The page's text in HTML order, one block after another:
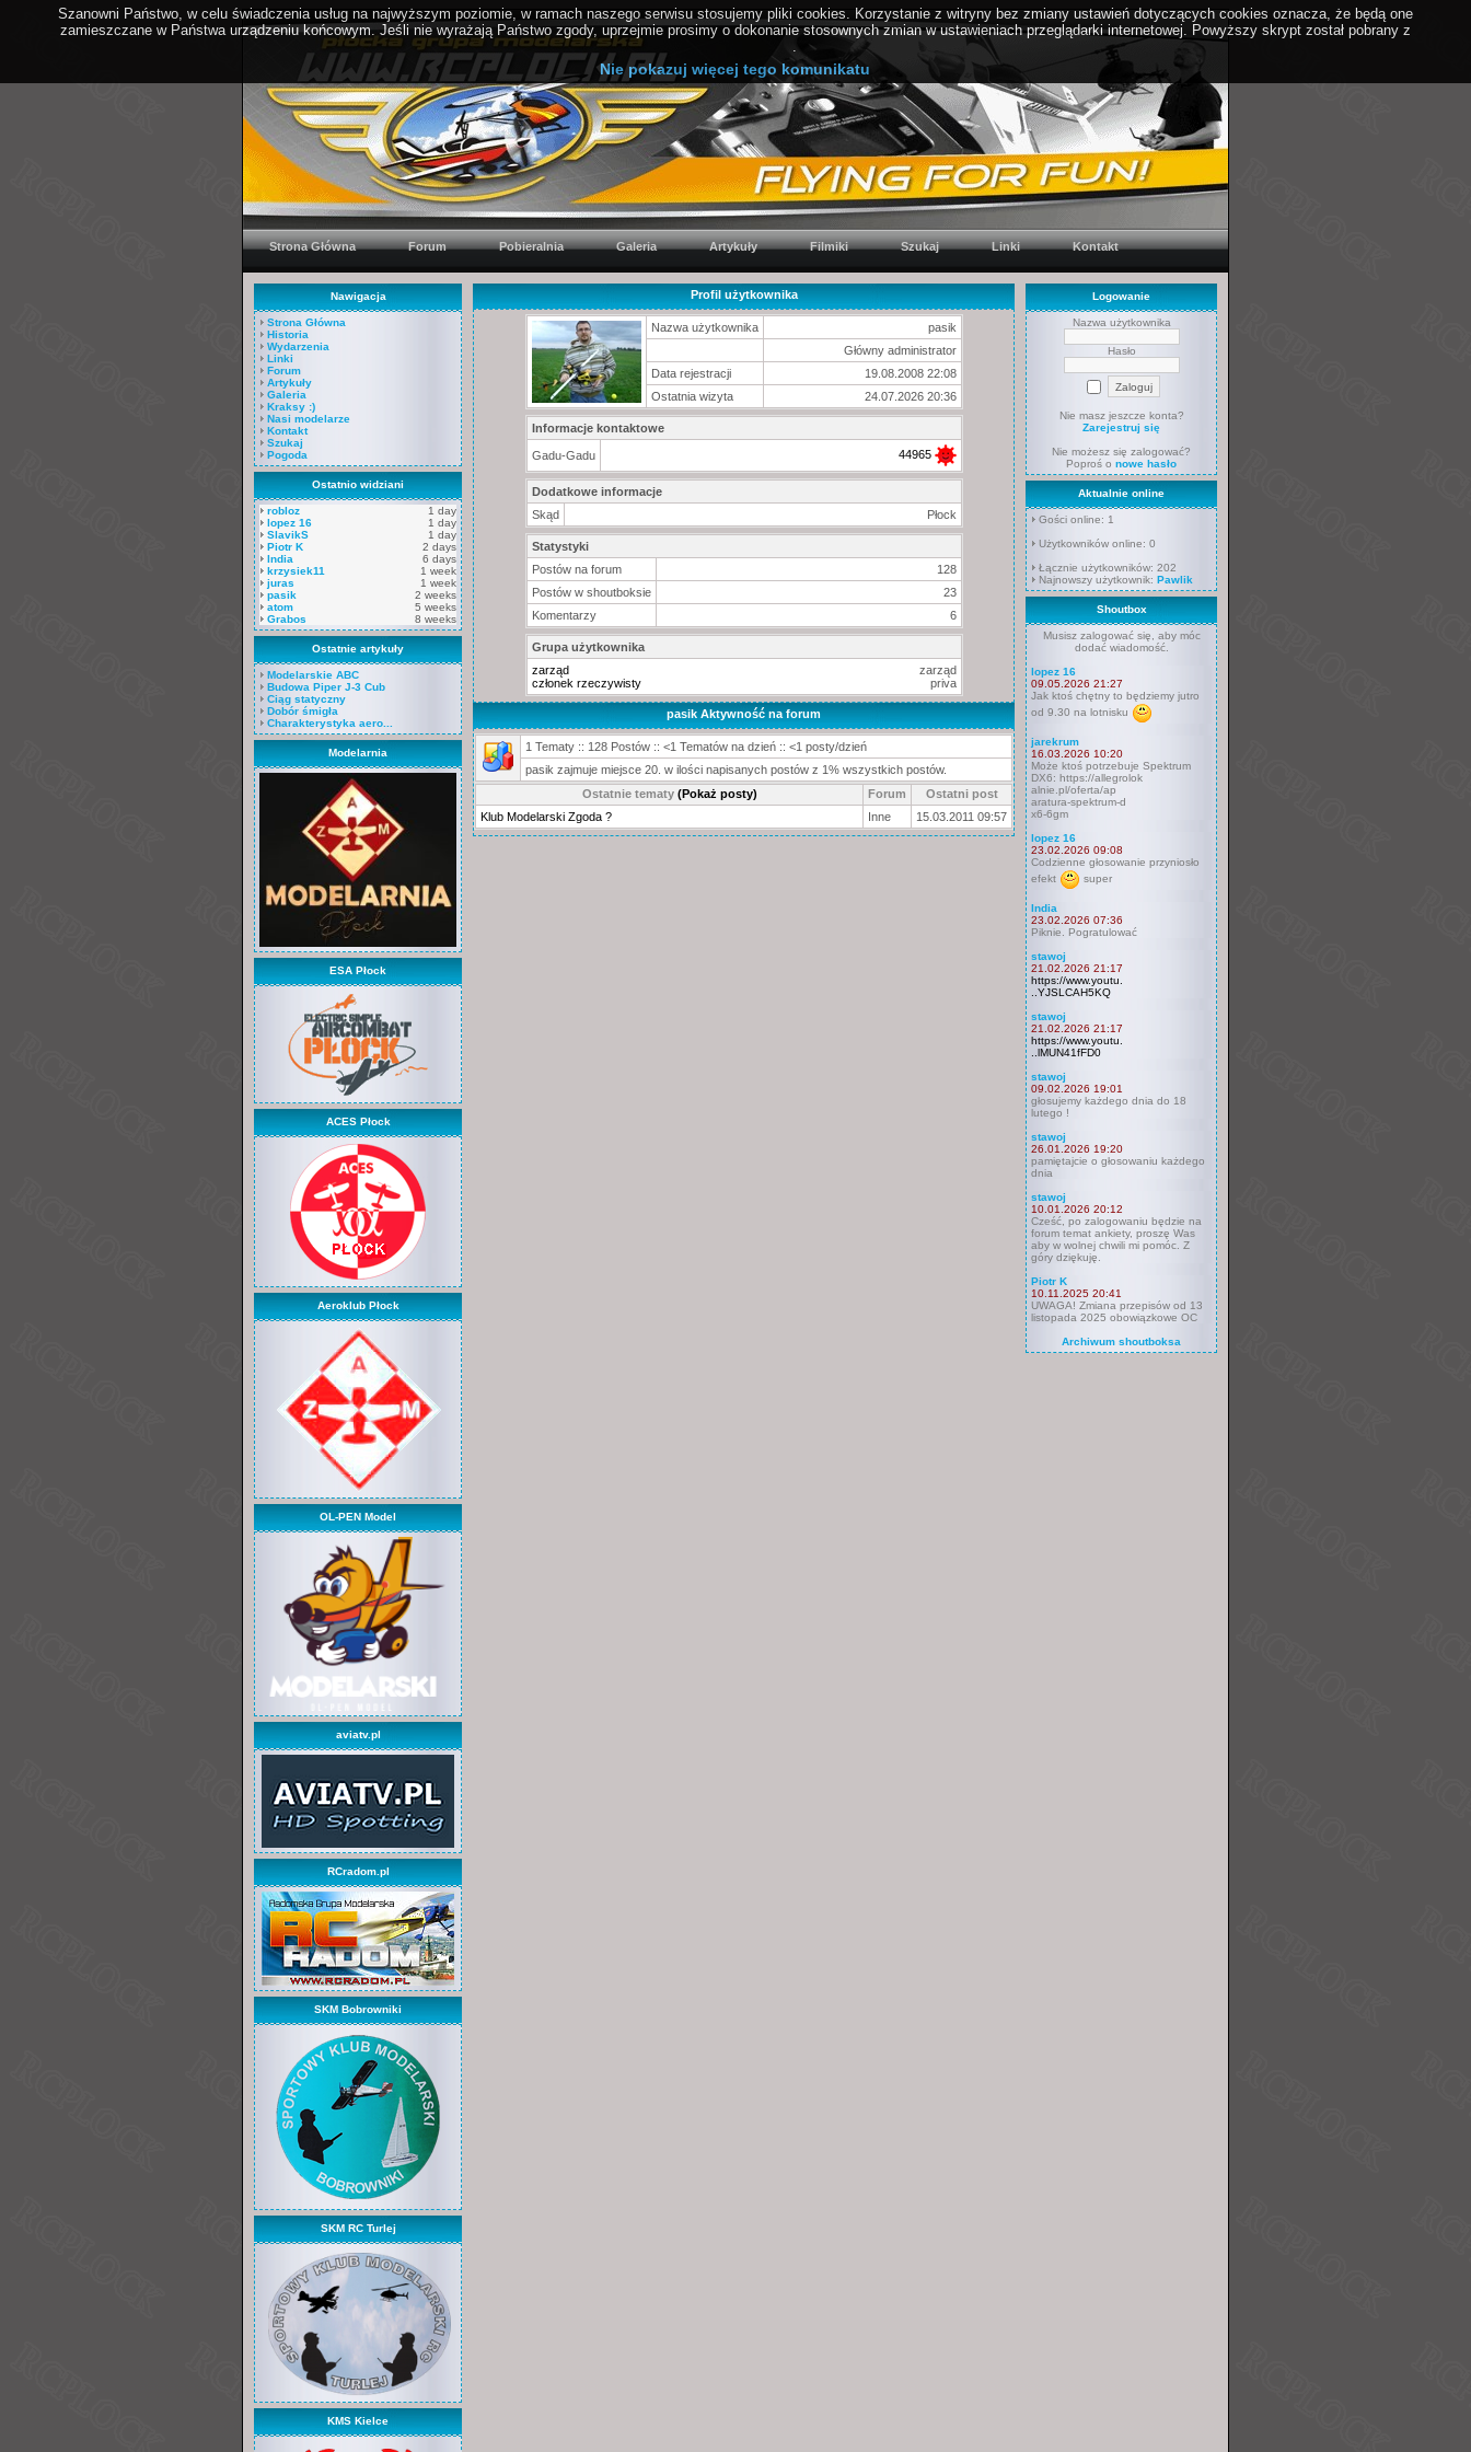
Szanowni Państwo, w celu świadczenia usług na najwyższym poziomie, w ramach naszego serwisu stosujemy pliki cookies. Korzystanie z witryny bez zmiany ustawień dotyczących cookies oznacza, że będą one
zamieszczane w Państwa urządzeniu końcowym. Jeśli nie wyrażają Państwo zgody, uprzejmie prosimy o dokonanie stosownych zmian w ustawieniach przeglądarki internetowej. Powyższy skrypt został pobrany z
.
Nie pokazuj więcej tego komunikatu
Strona Główna Forum Pobieralnia Galeria Artykuły Filmiki Szukaj Linki Kontakt
Nawigacja
Strona Główna
Historia
Wydarzenia
Linki
Forum
Artykuły
Galeria
Kraksy :)
Nasi modelarze
Kontakt
Szukaj
Pogoda
Ostatnio widziani
robloz
1 day
lopez 16
1 day
SlavikS
1 day
Piotr K
2 days
India
6 days
krzysiek11
1 week
juras
1 week
pasik
2 weeks
atom
5 weeks
Grabos
8 weeks
Ostatnie artykuły
Modelarskie ABC
Budowa Piper J-3 Cub
Ciąg statyczny
Dobór śmigła
Charakterystyka aero...
Modelarnia
ESA Płock
ACES Płock
Aeroklub Płock
OL-PEN Model
aviatv.pl
RCradom.pl
SKM Bobrowniki
SKM RC Turlej
KMS Kielce
Profil użytkownika
Nazwa użytkownika
pasik
Główny administrator
Data rejestracji
19.08.2008 22:08
Ostatnia wizyta
24.07.2026 20:36
Informacje kontaktowe
Gadu-Gadu 44965
Dodatkowe informacje
Skąd
Płock
Statystyki
Postów na forum
128
Postów w shoutboksie
23
Komentarzy
6
Grupa użytkownika
zarząd
zarząd
członek rzeczywisty
priva
pasik Aktywność na forum
1 Tematy :: 128 Postów :: <1 Tematów na dzień :: <1 posty/dzień
pasik zajmuje miejsce 20. w ilości napisanych postów z 1% wszystkich postów.
Ostatnie tematy (Pokaż posty) Forum
Ostatni post
Klub Modelarski Zgoda ?
Inne 15.03.2011 09:57
Logowanie
Nazwa użytkownika
Hasło
Nie masz jeszcze konta?
Zarejestruj się
Nie możesz się zalogować?
Poproś o nowe hasło
Aktualnie online
Gości online: 1
Użytkowników online: 0
Łącznie użytkowników: 202
Najnowszy użytkownik: Pawlik
Shoutbox
Musisz zalogować się, aby móc
dodać wiadomość.
lopez 16
09.05.2026 21:27
Jak ktoś chętny to będziemy jutro
od 9.30 na lotnisku
jarekrum
16.03.2026 10:20
Może ktoś potrzebuje Spektrum
DX6: https://allegrolok
alnie.pl/oferta/ap
aratura-spektrum-d
x6-6gm
lopez 16
23.02.2026 09:08
Codzienne głosowanie przyniosło
efekt
super
India
23.02.2026 07:36
Piknie. Pogratulować
stawoj
21.02.2026 21:17
https://www.youtu.
..YJSLCAH5KQ
stawoj
21.02.2026 21:17
https://www.youtu.
..lMUN41fFD0
stawoj
09.02.2026 19:01
głosujemy każdego dnia do 18
lutego !
stawoj
26.01.2026 19:20
pamiętajcie o głosowaniu każdego
dnia
stawoj
10.01.2026 20:12
Cześć, po zalogowaniu będzie na
forum temat ankiety, proszę Was
aby w wolnej chwili mi pomóc. Z
góry dziękuję.
Piotr K
10.11.2025 20:41
UWAGA! Zmiana przepisów od 13
listopada 2025 obowiązkowe OC
Archiwum shoutboksa